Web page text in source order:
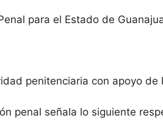
para el Estado de
penitenciaria con apoyo
penal señala lo siguiente